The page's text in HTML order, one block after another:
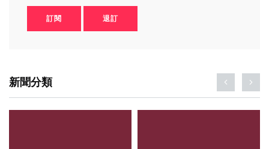
訂閱 退訂
新聞分類